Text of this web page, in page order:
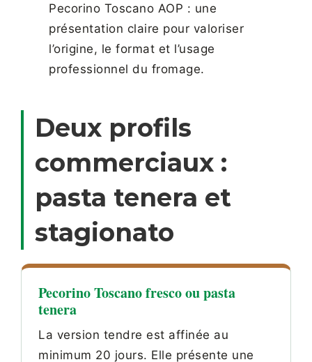
Pecorino Toscano AOP : une
présentation claire pour valoriser
l’origine, le format et l’usage
professionnel du fromage.
Deux profils
commerciaux :
pasta tenera et
stagionato
Pecorino Toscano fresco ou pasta
tenera
La version tendre est affinée au
minimum 20 jours. Elle présente une